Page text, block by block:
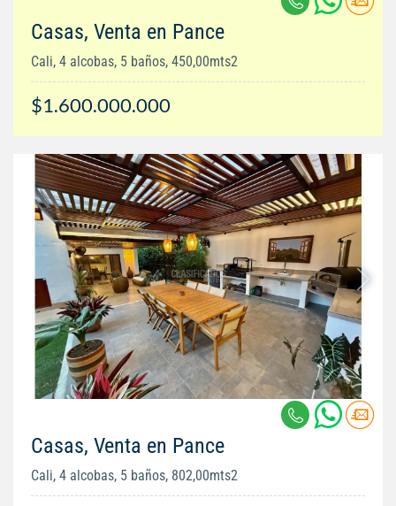
Casas, Venta en Pance
Cali, 4 alcobas, 5 baños, 450,00mts2
$1.600.000.000
Casas, Venta en Pance
Cali, 4 alcobas, 5 baños, 802,00mts2